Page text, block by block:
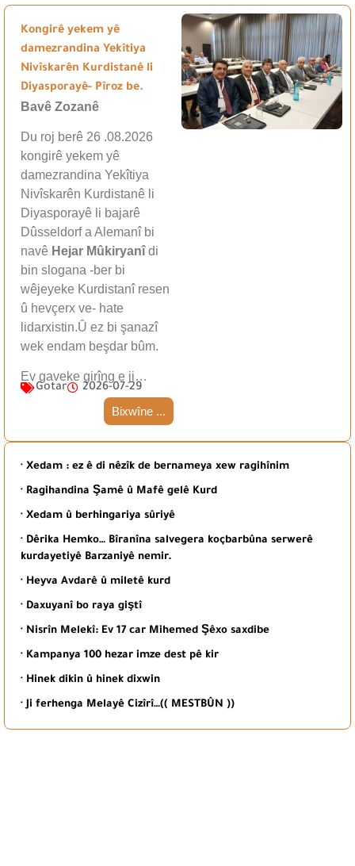
Kongirê yekem yê
damezrandina Yekîtiya
Nivîskarên Kurdistanê li
Diyasporayê- Pîroz be.
Bavê Zozanê
Du roj berê 26 .08.2026
kongirê yekem yê
damezrandina Yekîtiya
Nivîskarên Kurdistanê li
Diyasporayê li bajarê
Dûsseldorf a Alemanî bi
navê Hejar Mûkiryanîdi
bin slogana -ber bi
wêjeyeke Kurdistanî resen
û hevçerx ve- hate
lidarxistin.Û ez bi şanazî
wek endam beşdar bûm.
Ev gaveke girîng e ji…
Gotar 2026-07-29
Bixwîne ...
· Xedam : ez ê di nêzîk de bernameya xew ragihînim
· Ragihandina Şamê û Mafê gelê Kurd
· Xedam û berhingariya sûriyê
· Dêrika Hemko… Bîranîna salvegera koçbarbûna serwerê
kurdayetiyê Barzaniyê nemir.
· Heyva Avdarê û miletê kurd
· Daxuyanî bo raya giştî
· Nisrîn Melekî: Ev 17 car Mihemed Şêxo saxdibe
· Kampanya 100 hezar imze dest pê kir
· Hinek dikin û hinek dixwin
· Ji ferhenga Melayê Cizîrî…(( MESTBÛN ))